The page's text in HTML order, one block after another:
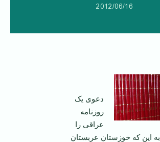
2012/06/16
‌دعوی يک
روزنامه
عراقی را
به اين که خوزستان عربستان